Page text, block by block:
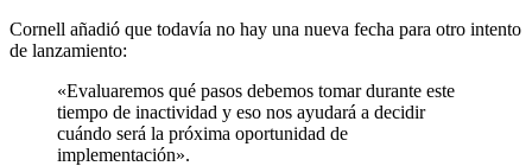
Cornell añadió que todavía no hay una nueva fecha para otro intento
de lanzamiento:
«Evaluaremos qué pasos debemos tomar durante este
tiempo de inactividad y eso nos ayudará a decidir
cuándo será la próxima oportunidad de
implementación».